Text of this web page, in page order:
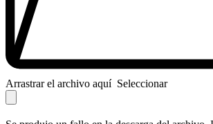
Arrastrar el archivo aquí Seleccionar